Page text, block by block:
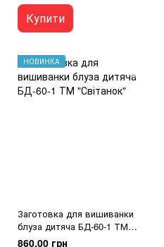
Купити
НОВИНКА
Заготовка для вишиванки
блуза дитяча БД-60-1 ТМ
"Світанок"
860.00 грн